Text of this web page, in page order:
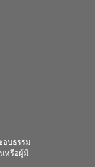
อบธรรม
หรือผู้มี